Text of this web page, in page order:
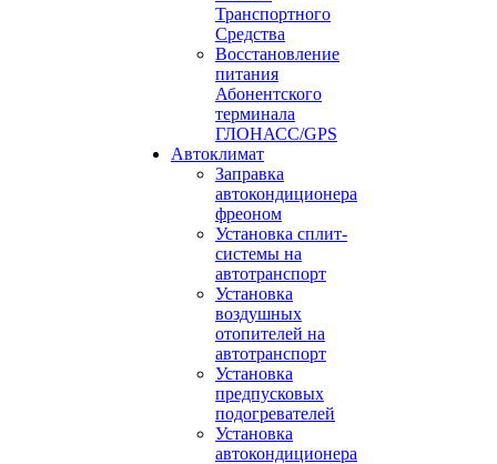
Транспортного
Средства
Восстановление
питания
Абонентского
терминала
ГЛОНАСС/GPS
Автоклимат
Заправка
автокондиционера
фреоном
Установка сплит-
системы на
автотранспорт
Установка
воздушных
отопителей на
автотранспорт
Установка
предпусковых
подогревателей
Установка
автокондиционера